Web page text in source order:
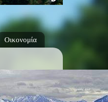
Οικονομία